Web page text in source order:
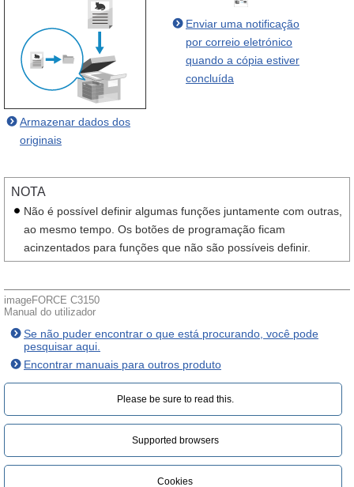
Armazenar dados dos
originais
Enviar uma notificação
por correio eletrónico
quando a cópia estiver
concluída
NOTA
Não é possível definir algumas funções juntamente com outras,
ao mesmo tempo. Os botões de programação ficam
acinzentados para funções que não são possíveis definir.
imageFORCE C3150
Manual do utilizador
Se não puder encontrar o que está procurando, você pode
pesquisar aqui.
Encontrar manuais para outros produto
Please be sure to read this.‎
Supported browsers
Cookies